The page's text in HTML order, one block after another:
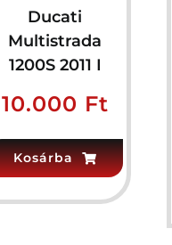
Ducati
Multistrada
1200S 2011 I
10.000 Ft
Kosárba